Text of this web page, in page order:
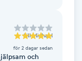
till Michael
för 2 dagar sedan
och